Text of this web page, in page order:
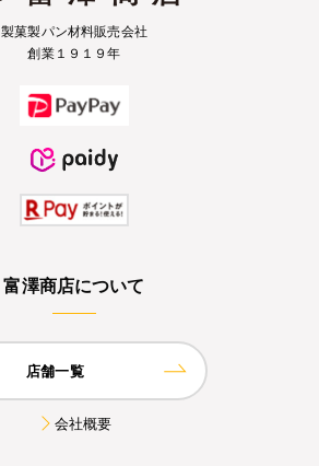
製菓製パン材料販売会社
創業１９１９年
富澤商店について
店舗一覧
会社概要